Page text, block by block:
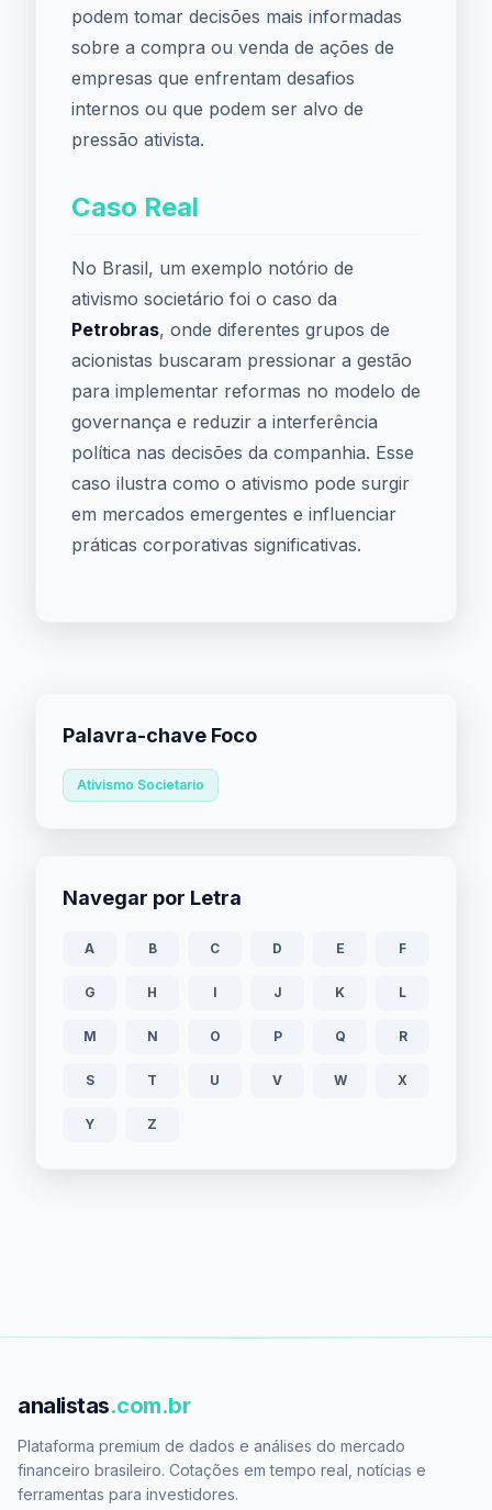
podem tomar decisões mais informadas
sobre a compra ou venda de ações de
empresas que enfrentam desafios
internos ou que podem ser alvo de
pressão ativista.
Caso Real
No Brasil, um exemplo notório de
ativismo societário foi o caso da
Petrobras, onde diferentes grupos de
acionistas buscaram pressionar a gestão
para implementar reformas no modelo de
governança e reduzir a interferência
política nas decisões da companhia. Esse
caso ilustra como o ativismo pode surgir
em mercados emergentes e influenciar
práticas corporativas significativas.
Palavra-chave Foco
Ativismo Societario
Navegar por Letra
A B C D E F
G H I J K L
M N O P Q R
S T U V W X
Y Z
analistas.com.br
Plataforma premium de dados e análises do mercado
financeiro brasileiro. Cotações em tempo real, notícias e
ferramentas para investidores.